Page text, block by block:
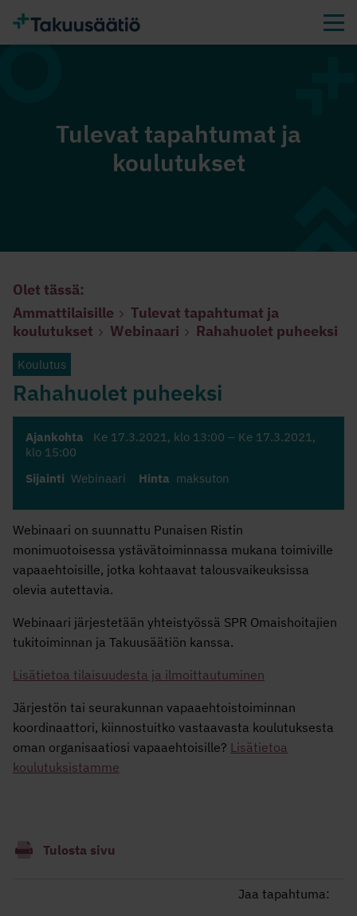
Tulevat tapahtumat ja
koulutukset
Olet tässä:
Ammattilaisille
Tulevat tapahtumat ja
koulutukset
Webinaari Rahahuolet puheeksi
Koulutus
Rahahuolet puheeksi
Ajankohta Ke 17.3.2021 , klo 13:00 – Ke 17.3.2021 ,
klo 15:00
Sijainti Webinaari Hinta maksuton
Webinaari on suunnattu Punaisen Ristin
monimuotoisessa ystävätoiminnassa mukana toimiville
vapaaehtoisille, jotka kohtaavat talousvaikeuksissa
olevia autettavia.
Webinaari järjestetään yhteistyössä SPR Omaishoitajien
tukitoiminnan ja Takuusäätiön kanssa.
Lisätietoa tilaisuudesta ja ilmoittautuminen
Järjestön tai seurakunnan vapaaehtoistoiminnan
koordinaattori, kiinnostuitko vastaavasta koulutuksesta
oman organisaatiosi vapaaehtoisille? Lisätietoa
koulutuksistamme
Tulosta sivu
Jaa tapahtuma: